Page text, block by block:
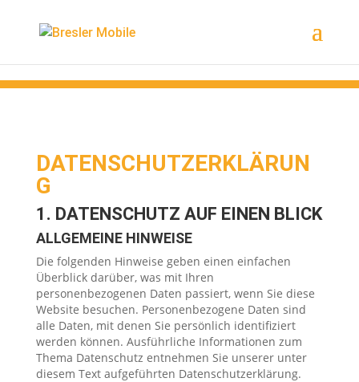
DATENSCHUTZERKLÄRUN
G
1. DATENSCHUTZ AUF EINEN BLICK
ALLGEMEINE HINWEISE
Die folgenden Hinweise geben einen einfachen
Überblick darüber, was mit Ihren
personenbezogenen Daten passiert, wenn Sie diese
Website besuchen. Personenbezogene Daten sind
alle Daten, mit denen Sie persönlich identifiziert
werden können. Ausführliche Informationen zum
Thema Datenschutz entnehmen Sie unserer unter
diesem Text aufgeführten Datenschutzerklärung.